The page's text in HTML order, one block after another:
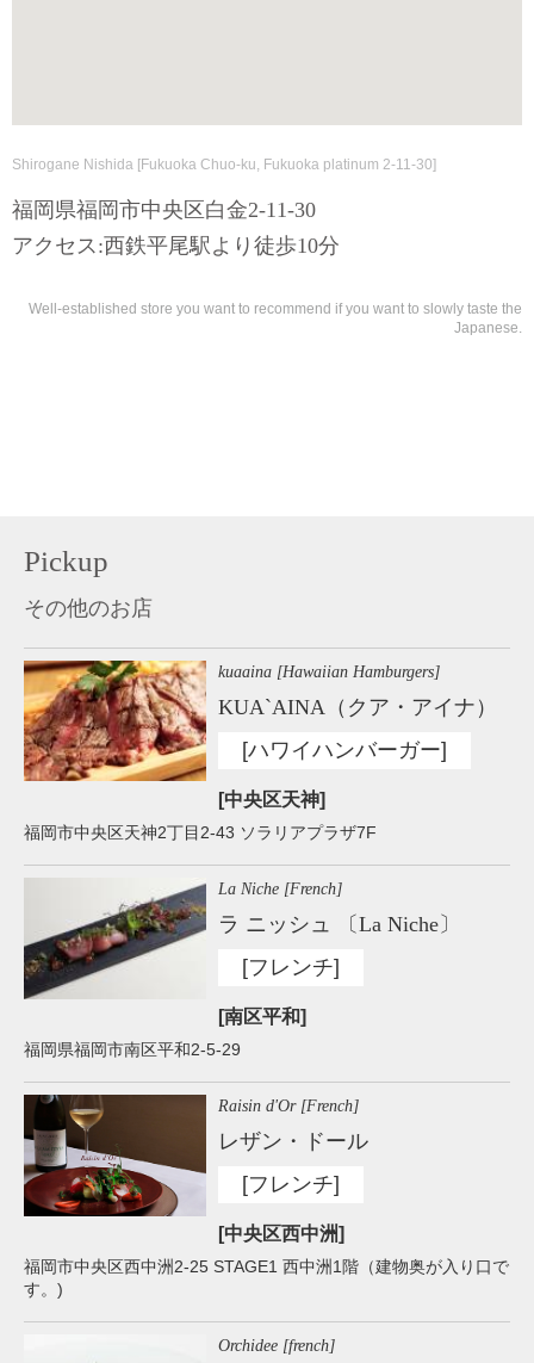
Shirogane Nishida [Fukuoka Chuo-ku, Fukuoka platinum 2-11-30]
福岡県福岡市中央区白金2-11-30
アクセス:西鉄平尾駅より徒歩10分
Well-established store you want to recommend if you want to slowly taste the
Japanese.
Pickup
その他のお店
kuaaina [Hawaiian Hamburgers]
KUA`AINA（クア・アイナ）
[ハワイハンバーガー]
[中央区天神]
福岡市中央区天神2丁目2-43 ソラリアプラザ7F
La Niche [French]
ラ ニッシュ 〔La Niche〕
[フレンチ]
[南区平和]
福岡県福岡市南区平和2-5-29
Raisin d'Or [French]
レザン・ドール
[フレンチ]
[中央区西中洲]
福岡市中央区西中洲2-25 STAGE1 西中洲1階（建物奥が入り口で
す。)
Orchidee [french]